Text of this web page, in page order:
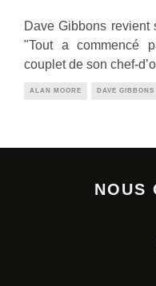
Dave Gibbons revient
"Tout a commencé
couplet de son chef-
ALAN MOORE DAVE GIBBONS
NOUS